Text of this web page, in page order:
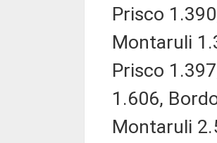
Prisco
Montaruli
Prisco
1.606,
Montaruli